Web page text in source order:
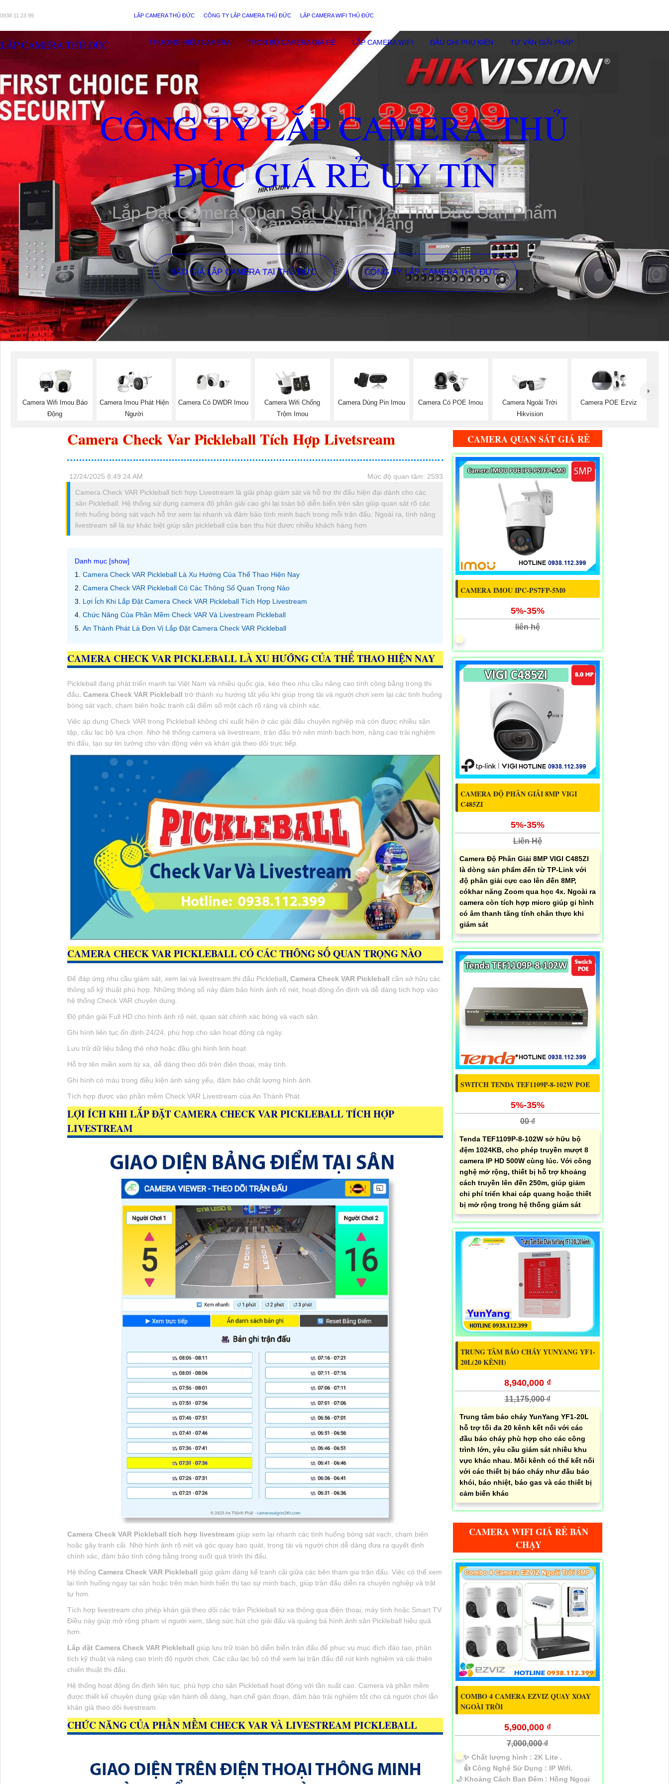
0938 11 23 99 LẮP CAMERA THỦ ĐỨC CÔNG TY LẮP CAMERA THỦ ĐỨC LẮP CAMERA WIFI THỦ ĐỨC
LẮP CAMERA THỦ ĐỨC THƯƠNG HIỆU CAMERA TRỌN BỘ CAMERA GIÁ RẺ LẮP CAMERA WIFI ĐẦU GHI PHỤ KIÊN TƯ VẤN GIẢI PHÁP
CÔNG TY LẮP CAMERA THỦ
ĐỨC GIÁ RẺ UY TÍN
Lắp Đặt Camera Quan Sát Uy Tín Tại Thủ Đức Sản Phẩm
Camera Chính Hãng
BÁO GIÁ LẮP CAMERA TẠI THỦ ĐỨC CÔNG TY LẮP CAMERA THỦ ĐỨC
Camera Wifi Imou Báo
Động
Camera Imou Phát Hiện
Người
Camera Có DWDR Imou
Camera Wifi Chống
Trộm Imou
Camera Dùng Pin Imou Camera Có POE Imou
Camera Ngoài Trời
Hikvision
Camera POE Ezviz
Camera Check Var Pickleball Tích Hợp Livetsream
12/24/2025 8:49:24 AM
Mức độ quan tâm: 2593
Camera Check VAR Pickleball tích hợp Livestream là giải pháp giám sát và hỗ trợ thi đấu hiện đại dành cho các
sân Pickleball. Hệ thống sử dụng camera độ phân giải cao ghi lại toàn bộ diễn biến trên sân giúp quan sát rõ các
tình huống bóng sát vạch hỗ trợ xem lại nhanh và đảm bảo tính minh bạch trong mỗi trận đấu. Ngoài ra, tính năng
livestream sẽ là sự khác biệt giúp sân pickleball của bạn thu hút được nhiều khách hàng hơn
Camera Check VAR Pickleball Là Xu Hướng Của Thể Thao Hiện Nay
Camera Check VAR Pickleball Có Các Thông Số Quan Trọng Nào
Lợi Ích Khi Lắp Đặt Camera Check VAR Pickleball Tích Hợp Livestream
Chức Năng Của Phần Mềm Check VAR Và Livestream Pickleball
An Thành Phát Là Đơn Vị Lắp Đặt Camera Check VAR Pickleball
CAMERA CHECK VAR PICKLEBALL LÀ XU HƯỚNG CỦA THỂ THAO HIỆN NAY
Pickleball đang phát triển mạnh tại Việt Nam và nhiều quốc gia, kéo theo nhu cầu nâng cao tính công bằng trong thi
đấu. Camera Check VAR Pickleball trở thành xu hướng tất yếu khi giúp trọng tài và người chơi xem lại các tình huống
bóng sát vạch, chạm biên hoặc tranh cãi điểm số một cách rõ ràng và chính xác.
Việc áp dụng Check VAR trong Pickleball không chỉ xuất hiện ở các giải đấu chuyên nghiệp mà còn được nhiều sân
tập, câu lạc bộ lựa chọn. Nhờ hệ thống camera và livestream, trận đấu trở nên minh bạch hơn, nâng cao trải nghiệm
thi đấu, tạo sự tin tưởng cho vận động viên và khán giả theo dõi trực tiếp.
CAMERA CHECK VAR PICKLEBALL CÓ CÁC THÔNG SỐ QUAN TRỌNG NÀO
Để đáp ứng nhu cầu giám sát, xem lại và livestream thi đấu Pickleball, Camera Check VAR Pickleball cần sở hữu các
thông số kỹ thuật phù hợp. Những thông số này đảm bảo hình ảnh rõ nét, hoạt động ổn định và dễ dàng tích hợp vào
hệ thống Check VAR chuyên dụng.
Độ phân giải Full HD cho hình ảnh rõ nét, quan sát chính xác bóng và vạch sân.
Ghi hình liên tục ổn định 24/24, phù hợp cho sân hoạt động cả ngày.
Lưu trữ dữ liệu bằng thẻ nhớ hoặc đầu ghi hình linh hoạt.
Hỗ trợ tên miền xem từ xa, dễ dàng theo dõi trên điện thoại, máy tính.
Ghi hình có màu trong điều kiện ánh sáng yếu, đảm bảo chất lượng hình ảnh.
Tích hợp được vào phần mềm Check VAR Livestream của An Thành Phát.
LỢI ÍCH KHI LẮP ĐẶT CAMERA CHECK VAR PICKLEBALL TÍCH HỢP
LIVESTREAM
Camera Check VAR Pickleball tích hợp livestreamgiúp xem lại nhanh các tình huống bóng sát vạch, chạm biên
hoặc gây tranh cãi. Nhờ hình ảnh rõ nét và góc quay bao quát, trọng tài và người chơi dễ dàng đưa ra quyết định
chính xác, đảm bảo tính công bằng trong suốt quá trình thi đấu.
Hệ thống Camera Check VAR Pickleball giúp giảm đáng kể tranh cãi giữa các bên tham gia trận đấu. Việc có thể xem
lại tình huống ngay tại sân hoặc trên màn hình hiển thị tạo sự minh bạch, giúp trận đấu diễn ra chuyên nghiệp và trật
tự hơn.
Tích hợp livestream cho phép khán giả theo dõi các trận Pickleball từ xa thông qua điện thoại, máy tính hoặc Smart TV.
Điều này giúp mở rộng phạm vi người xem, tăng sức hút cho giải đấu và quảng bá hình ảnh sân Pickleball hiệu quả
hơn.
Lắp đặt Camera Check VAR Pickleball giúp lưu trữ toàn bộ diễn biến trận đấu để phục vụ mục đích đào tạo, phân
tích kỹ thuật và nâng cao trình độ người chơi. Các câu lạc bộ có thể xem lại trận đấu để rút kinh nghiệm và cải thiện
chiến thuật thi đấu.
Hệ thống hoạt động ổn định liên tục, phù hợp cho sân Pickleball hoạt động với tần suất cao. Camera và phần mềm
được thiết kế chuyên dụng giúp vận hành dễ dàng, hạn chế gián đoạn, đảm bảo trải nghiệm tốt cho cả người chơi lẫn
khán giả theo dõi livestream.
CHỨC NĂNG CỦA PHẦN MỀM CHECK VAR VÀ LIVESTREAM PICKLEBALL
CAMERA QUAN SÁT GIÁ RẺ
CAMERA IMOU IPC-PS7FP-5M0
5%-35%
liên hệ
CAMERA ĐỘ PHÂN GIẢI 8MP VIGI
C485ZI
5%-35%
Liên Hệ
Camera Độ Phân Giải 8MP VIGI C485ZI
là dòng sản phẩm đến từ TP-Link với
độ phân giải cực cao lên đến 8MP,
cókhar năng Zoom qua học 4x. Ngoài ra
camera còn tích hợp micro giúp gi hình
có âm thanh tăng tính chân thực khi
giám sát
SWITCH TENDA TEF1109P-8-102W POE
5%-35%
00 ₫
Tenda TEF1109P-8-102W sở hữu bộ
đệm 1024KB, cho phép truyền mượt 8
camera IP HD 500W cùng lúc. Với công
nghệ mở rộng, thiết bị hỗ trợ khoảng
cách truyền lên đến 250m, giúp giảm
chi phí triển khai cáp quang hoặc thiết
bị mở rộng trong hệ thống giám sát
TRUNG TÂM BÁO CHÁY YUNYANG YF1-
20L(20 KÊNH)
8,940,000 ₫
11,175,000 ₫
Trung tâm báo cháy YunYang YF1-20L
hỗ trợ tối đa 20 kênh kết nối với các
đầu báo cháy phù hợp cho các công
trình lớn, yêu cầu giám sát nhiều khu
vực khác nhau. Mỗi kênh có thể kết nối
với các thiết bị báo cháy như đầu báo
khói, báo nhiệt, báo gas và các thiết bị
cảm biến khác
CAMERA WIFI GIÁ RẺ BÁN
CHẠY
COMBO 4 CAMERA EZVIZ QUAY XOAY
NGOÀI TRỜI
5,900,000 ₫
7,000,000 ₫
✨ Chất lượng hình : 2K Lite .
👍 Công Nghệ Sử Dụng : IP Wifi.
🌙 Khoảng Cách Ban Đêm : Hồng Ngoại